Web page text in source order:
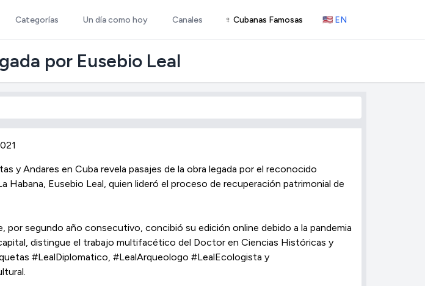
Categorías Un día como hoy Canales ♀ Cubanas Famosas 🇺🇸 EN
por Eusebio Leal
y Andares en Cuba revela pasajes de la obra legada por el reconocido
Habana, Eusebio Leal, quien lideró el proceso de recuperación patrimonial de
por segundo año consecutivo, concibió su edición online debido a la pandemia
distingue el trabajo multifacético del Doctor en Ciencias Históricas y
#LealDiplomatico, #LealArqueologo #LealEcologista y